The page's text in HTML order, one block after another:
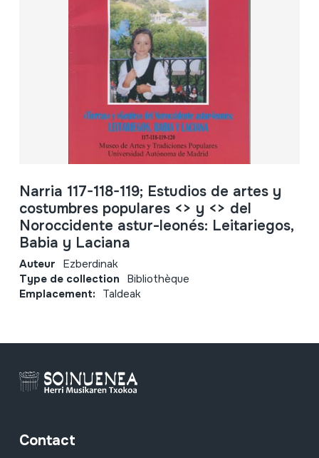
Narria 117-118-119; Estudios de artes y
costumbres populares <> y <> del
Noroccidente astur-leonés: Leitariegos,
Babia y Laciana
Auteur Ezberdinak
Type de collection Bibliothèque
Emplacement: Taldeak
Contact